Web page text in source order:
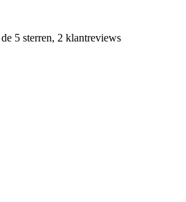
5 sterren, 2 klantreviews